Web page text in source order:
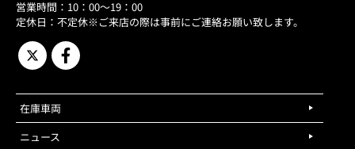
営業時間：10：00～19：00
定休日：不定休※ご来店の際は事前にご連絡お願い致します。
在庫車両
ニュース